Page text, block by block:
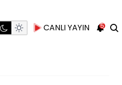
CANLI YAYIN 5